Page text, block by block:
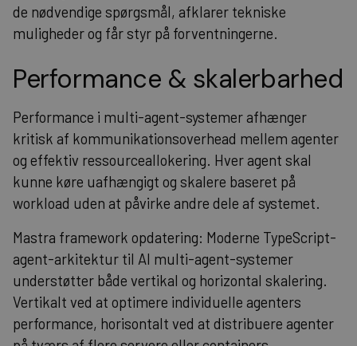
de nødvendige spørgsmål, afklarer tekniske
muligheder og får styr på forventningerne.
Performance & skalerbarhed
Performance i multi-agent-systemer afhænger
kritisk af kommunikationsoverhead mellem agenter
og effektiv ressourceallokering. Hver agent skal
kunne køre uafhængigt og skalere baseret på
workload uden at påvirke andre dele af systemet.
Mastra framework opdatering: Moderne TypeScript-
agent-arkitektur til AI multi-agent-systemer
understøtter både vertikal og horizontal skalering.
Vertikalt ved at optimere individuelle agenters
performance, horisontalt ved at distribuere agenter